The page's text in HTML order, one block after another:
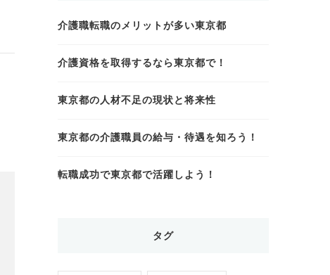
介護職転職のメリットが多い東京都
介護資格を取得するなら東京都で！
東京都の人材不足の現状と将来性
東京都の介護職員の給与・待遇を知ろう！
転職成功で東京都で活躍しよう！
タグ